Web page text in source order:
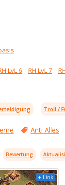
LvL 6 RH LvL 7
Troll /
Anti Alles
Bewertung
+ Link